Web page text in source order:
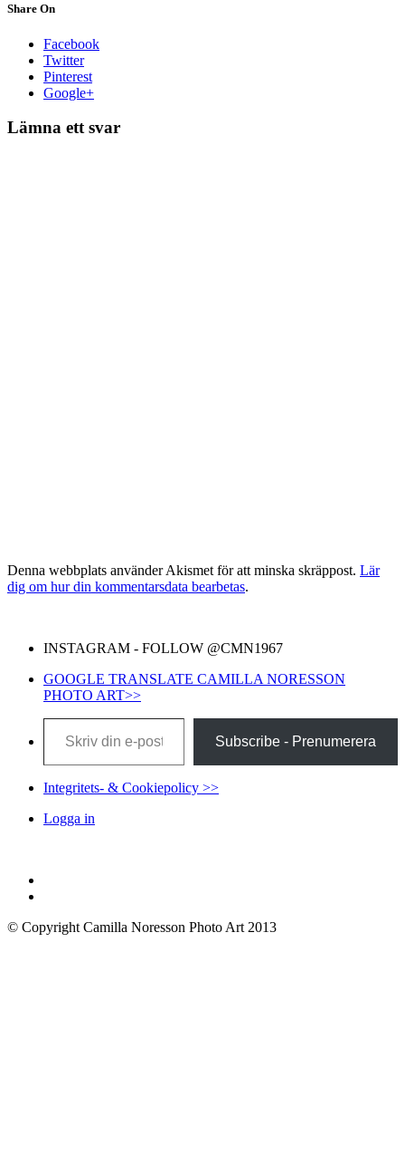
Share On
Facebook
Twitter
Pinterest
Google+
Lämna ett svar
Denna webbplats använder Akismet för att minska skräppost. Lär
dig om hur din kommentarsdata bearbetas.
INSTAGRAM - FOLLOW @CMN1967
GOOGLE TRANSLATE CAMILLA NORESSON
PHOTO ART>>
Skriv din e-post …
Subscribe - Prenumerera
Integritets- & Cookiepolicy >>
Logga in
© Copyright Camilla Noresson Photo Art 2013